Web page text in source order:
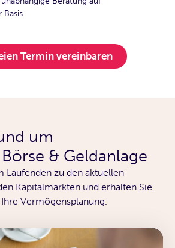
Basis
Termin vereinbaren
um
& Geldanlage
Laufenden zu den aktuellen
Kapitalmärkten und erhalten Sie
Vermögensplanung.